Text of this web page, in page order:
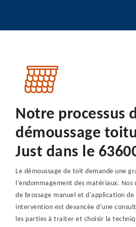
Notre processus
démoussage
Just dans le
Le démoussage de toit demande une
l’endommagement des matériaux.
de brossage manuel et d'application
intervention est devancée d'une
les parties à traiter et choisir la